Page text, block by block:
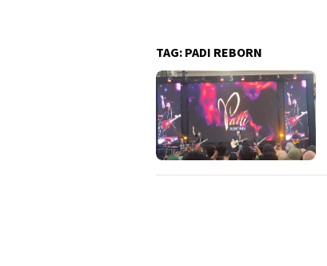
TAG: PADI REBORN